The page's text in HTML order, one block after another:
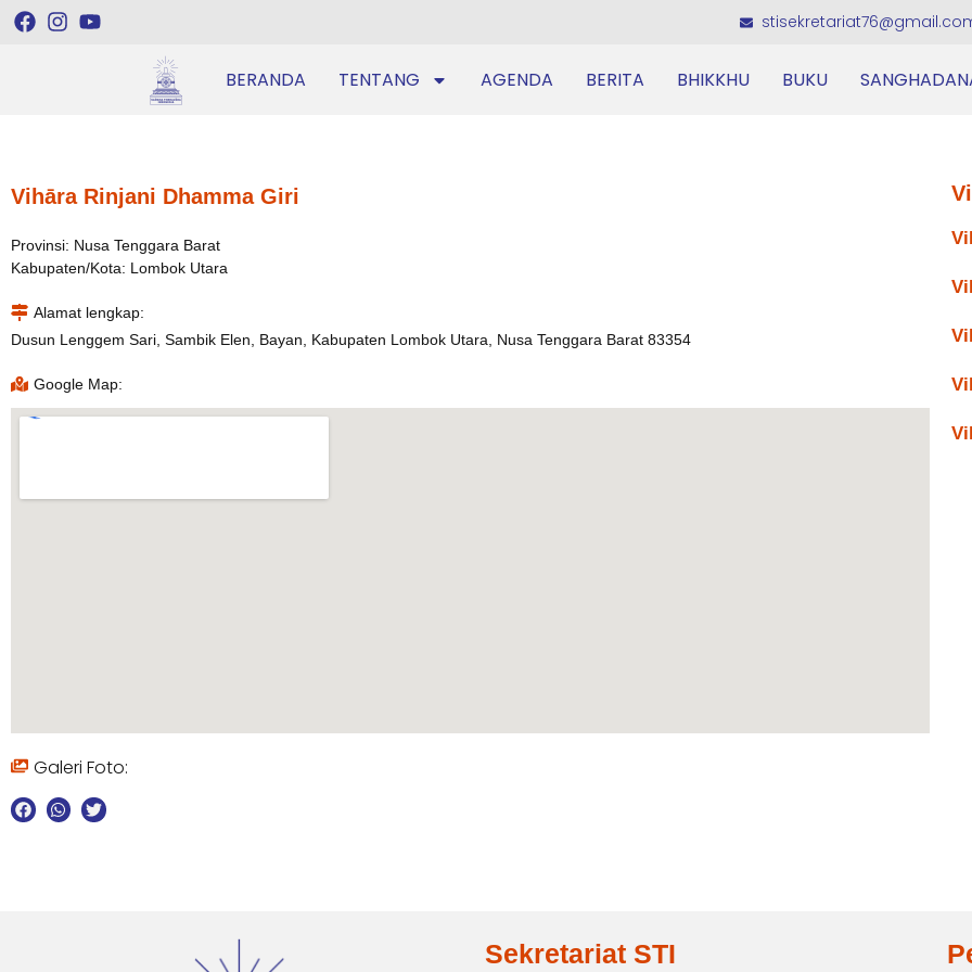
BERANDA TENTANG AGENDA BERITA BHIKKHU BUKU
Vihāra Rinjani Dhamma Giri
Provinsi: Nusa Tenggara Barat
Kabupaten/Kota: Lombok Utara
Alamat lengkap:
Dusun Lenggem Sari, Sambik Elen, Bayan, Kabupaten Lombok Utara, Nusa Tenggara Barat 83354
Google Map:
Galeri Foto:
Sekretariat STI